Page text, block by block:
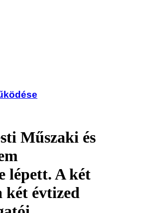
Műszaki és
lépett. A két
két évtized